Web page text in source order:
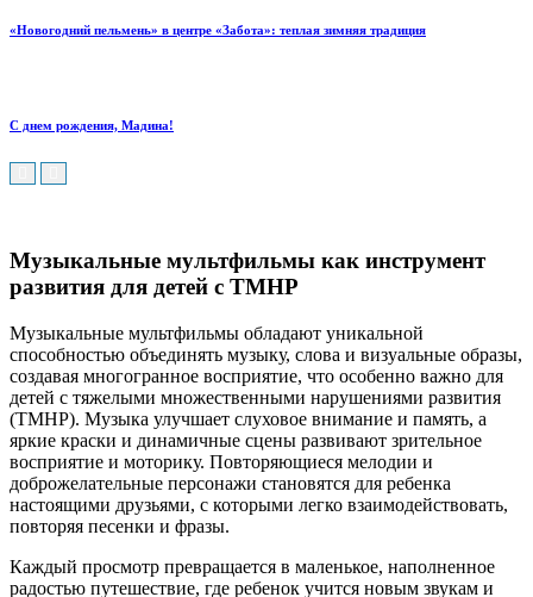
«Новогодний пельмень» в центре «Забота»: теплая зимняя традиция
С днем рождения, Мадина!
Музыкальные мультфильмы как инструмент
развития для детей с ТМНР
Музыкальные мультфильмы обладают уникальной
способностью объединять музыку, слова и визуальные образы,
создавая многогранное восприятие, что особенно важно для
детей с тяжелыми множественными нарушениями развития
(ТМНР). Музыка улучшает слуховое внимание и память, а
яркие краски и динамичные сцены развивают зрительное
восприятие и моторику. Повторяющиеся мелодии и
доброжелательные персонажи становятся для ребенка
настоящими друзьями, с которыми легко взаимодействовать,
повторяя песенки и фразы.
Каждый просмотр превращается в маленькое, наполненное
радостью путешествие, где ребенок учится новым звукам и